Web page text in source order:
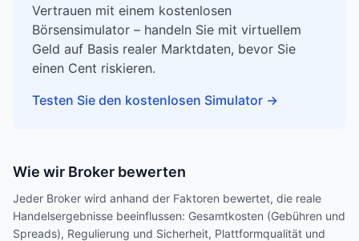
Vertrauen mit einem kostenlosen
Börsensimulator – handeln Sie mit virtuellem
Geld auf Basis realer Marktdaten, bevor Sie
einen Cent riskieren.
Testen Sie den kostenlosen Simulator →
Wie wir Broker bewerten
Jeder Broker wird anhand der Faktoren bewertet, die reale
Handelsergebnisse beeinflussen: Gesamtkosten (Gebühren und
Spreads), Regulierung und Sicherheit, Plattformqualität und